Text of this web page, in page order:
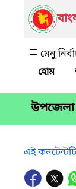
মেনু
উপজেলা
এই